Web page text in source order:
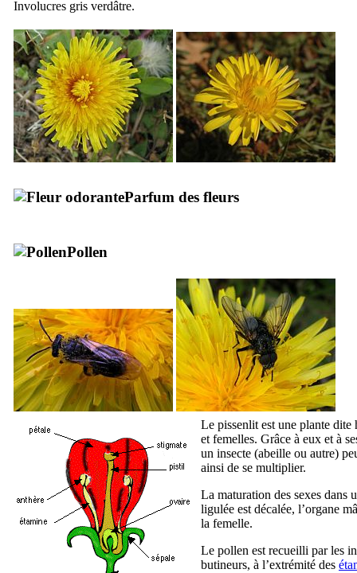
Involucres gris verdâtre.
Parfum des fleurs
Pollen
Le pissenlit est une plante dite
et femelles. Grâce à eux et à
un insecte (abeille ou autre)
ainsi de se multiplier.
La maturation des sexes dans
ligulée est décalée, l’organe
la femelle.
Le pollen est recueilli par les
butineurs, à l’extrémité des